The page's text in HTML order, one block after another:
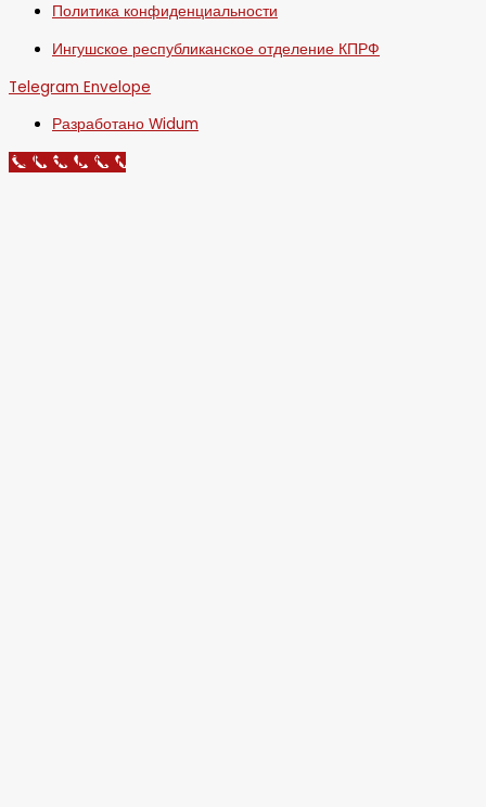
Политика конфиденциальности
Ингушское республиканское отделение КПРФ
Telegram Envelope
Разработано Widum
Call Now Button